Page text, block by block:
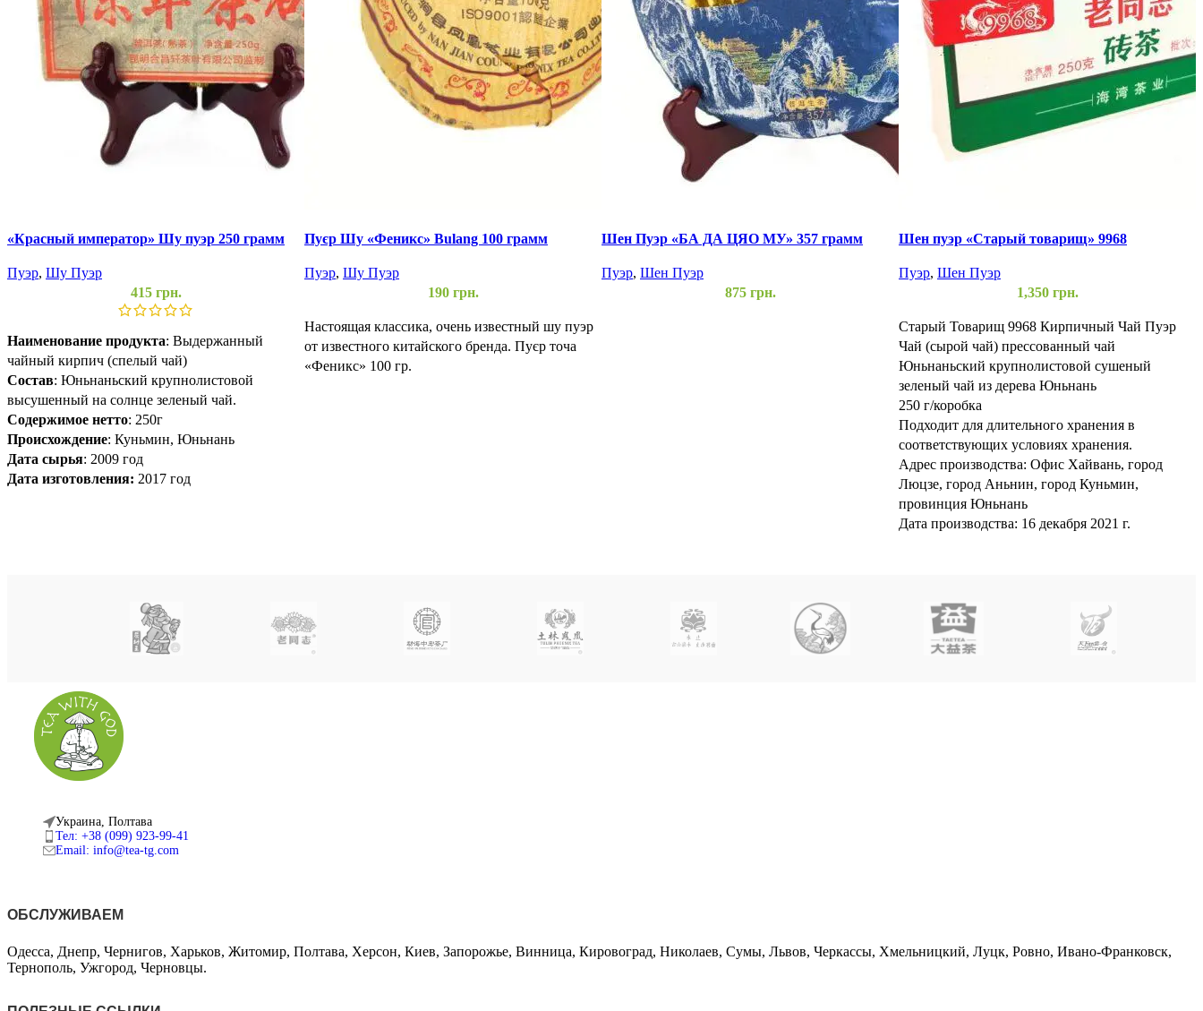
«Красный император» Шу пуэр 250 грамм
Пуэр, Шу Пуэр
415грн.
Наименование продукта: Выдержанный
чайный кирпич (спелый чай)
Состав: Юньнаньский крупнолистовой
высушенный на солнце зеленый чай.
Содержимое нетто: 250г
Происхождение: Куньмин, Юньнань
Дата сырья: 2009 год
Дата изготовления: 2017 год
Пуєр Шу «Феникс» Bulang 100 грамм
Пуэр, Шу Пуэр
190грн.
Настоящая классика, очень известный шу пуэр
от известного китайского бренда. Пуєр точа
«Феникс» 100 гр.
Шен Пуэр «БА ДА ЦЯО МУ» 357 грамм
Пуэр, Шен Пуэр
875грн.
Шен пуэр «Старый товарищ» 9968
Пуэр, Шен Пуэр
1,350грн.
Старый Товарищ 9968 Кирпичный Чай Пуэр
Чай (сырой чай) прессованный чай
Юньнаньский крупнолистовой сушеный
зеленый чай из дерева Юньнань
250 г/коробка
Подходит для длительного хранения в
соответствующих условиях хранения.
Адрес производства: Офис Хайвань, город
Люцзе, город Аньнин, город Куньмин,
провинция Юньнань
Дата производства: 16 декабря 2021 г.
Украина, Полтава
Тел: +38 (099) 923-99-41
Email: info@tea-tg.com
ОБСЛУЖИВАЕМ
Одесса, Днепр, Чернигов, Харьков, Житомир, Полтава, Херсон, Киев, Запорожье, Винница, Кировоград, Николаев, Сумы, Львов, Черкассы, Хмельницкий, Луцк, Ровно, Ивано-Франковск,
Тернополь, Ужгород, Черновцы.